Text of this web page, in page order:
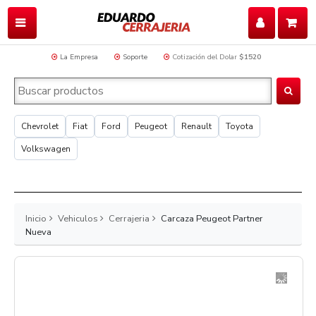
La Empresa Soporte Cotización del Dolar $1520
Chevrolet Fiat Ford Peugeot Renault
Toyota
Volkswagen
Inicio Vehiculos Cerrajeria
Carcaza Peugeot Partner
Nueva